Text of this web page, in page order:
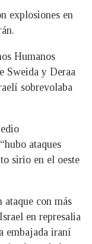
explosiones en
Humanos
Sweida y Deraa
sobrevolaba
ataques
sirio en el oeste
ataque con más
en represalia
embajada iraní